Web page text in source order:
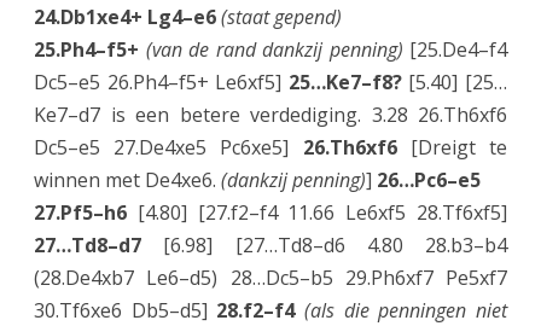
24.Db1xe4+ Lg4–e6(staat gepend)
25.Ph4–f5+ (van de rand dankzij penning) [25.De4–f4
Dc5–e5 26.Ph4–f5+ Le6xf5] 25…Ke7–f8? [5.40] [25…
Ke7–d7 is een betere verdediging. 3.28 26.Th6xf6
Dc5–e5 27.De4xe5 Pc6xe5] 26.Th6xf6[Dreigt te
winnen met De4xe6. (dankzij penning)] 26…Pc6–e5
27.Pf5–h6 [4.80] [27.f2–f4 11.66 Le6xf5 28.Tf6xf5]
27…Td8–d7 [6.98] [27…Td8–d6 4.80 28.b3–b4
(28.De4xb7 Le6–d5) 28…Dc5–b5 29.Ph6xf7 Pe5xf7
30.Tf6xe6 Db5–d5] 28.f2–f4(als die penningen niet